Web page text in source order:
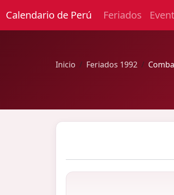
Calendario de Perú Feriados
Inicio Feriados 1992